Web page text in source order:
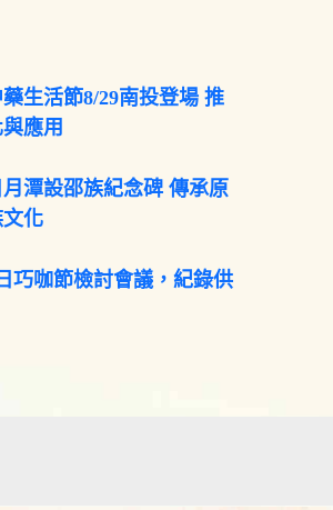
生活節8/29南投登場 推
應用
潭設邵族紀念碑 傳承原
化
巧咖節檢討會議，紀錄供